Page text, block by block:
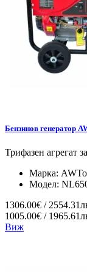
Бензинов генератор
Трифазен агрегат
Марка:
Модел:
1306.00€ /
1005.00€ /
Виж